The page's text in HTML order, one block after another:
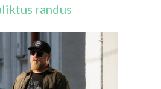
randus